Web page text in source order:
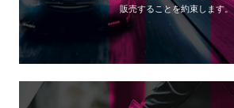
販売することを約束します。